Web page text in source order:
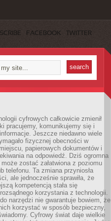
FACEBOOK TWITTER
cyfrowych całkowicie zmienił
pracujemy, komunikujemy się i
Jeszcze niedawno wiele
fizycznej obecności w
papierowych dokumentów i
na odpowiedź. Dziś ogromna
zostać załatwiona z poziomu
telefonu. Ta zmiana przyniosła
ale jednocześnie sprawiła, że
kompetencją stała się
korzystania z technologii.
narzędzi nie gwarantuje bowiem, że
korzystać w sposób bezpieczny,
Cyfrowy świat daje wielkie